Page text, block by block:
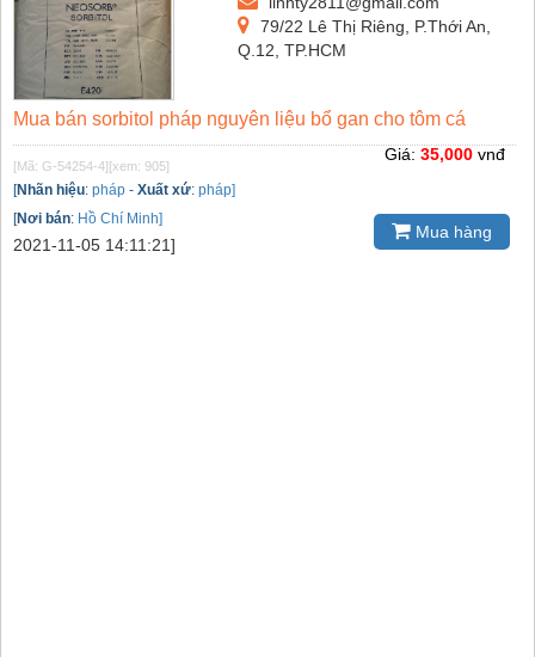
79/22 Lê Thị Riêng, P.Thới An,
Q.12, TP.HCM
Mua bán sorbitol pháp nguyên liệu bổ gan cho tôm cá
[Mã: G-54254-4] [xem: 905]
[Nhãn hiệu: pháp - Xuất xứ: pháp]
[Nơi bán: Hồ Chí Minh]
2021-11-05 14:11:21]
Giá: 35,000 vnđ
Mua hàng